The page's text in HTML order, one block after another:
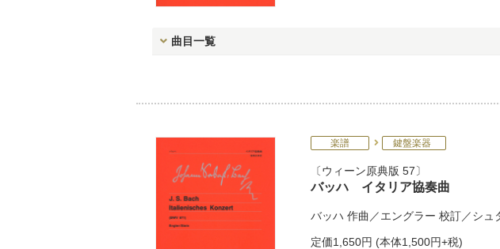
曲目一覧
楽譜 鍵盤楽器
ウィーン原典版 57
バッハ イタリア協奏曲
バッハ 作曲／エングラー 校訂／シュ
定価1,650円 (本体1,500円+税)